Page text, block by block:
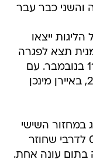
והשני כבר עבר
ייצאו
תצא לפגרה
לאחר המחזור ה-15 שייערך ב-11-13 בנובמבר. עם
החזרה מהפגרה בחודש ינואר 2023, באיירן מינכן
במחזור השישי
ומיד אחר כך תארח את שאלקה 04 לדרבי שחוזר
בתום עונה אחת.